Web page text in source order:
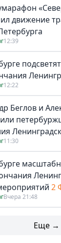
движение
12:39
12:22
Беглов и
11:30
2
Вчера 21:48
Еще →
7841320717